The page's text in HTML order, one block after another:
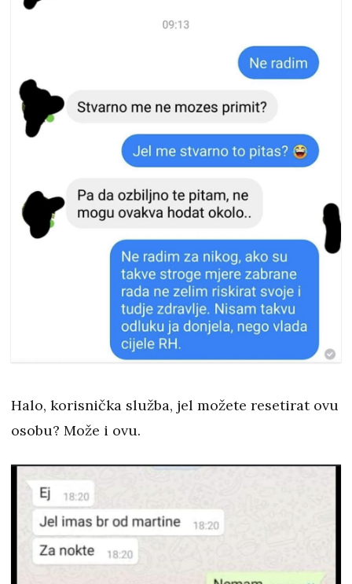
Halo, korisnička služba, jel možete resetirat ovu
osobu? Može i ovu.